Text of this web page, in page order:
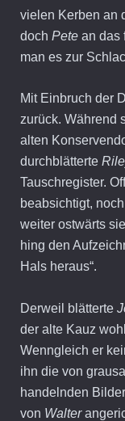
vielen Kerben an
doch Petean das
man es zur
Mit Einbruch der
zurück. Während
alten
durchblätterte
Tauschregister.
beabsichtigt,
weiter ostwärts
hing den
Hals heraus“.
Derweil blätterte
der alte Kauz
Wenngleich er
ihn die von
handelnden
von Walter